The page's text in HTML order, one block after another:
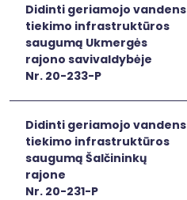
Didinti geriamojo vandens
tiekimo infrastruktūros
saugumą Ukmergės
rajono savivaldybėje
Nr. 20-233-P
Didinti geriamojo vandens
tiekimo infrastruktūros
saugumą Šalčininkų
rajone
Nr. 20-231-P